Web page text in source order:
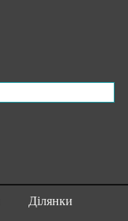
Ділянки